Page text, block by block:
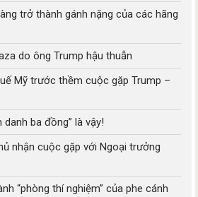
trở thành gánh nặng của các hãng
do ông Trump hậu thuẫn
Mỹ trước thềm cuộc gặp Trump –
danh ba đồng” là vậy!
nhận cuộc gặp với Ngoại trưởng
“phòng thí nghiệm” của phe cánh